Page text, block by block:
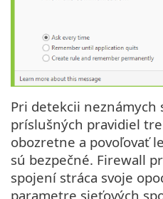
Pri detekcii neznámych
príslušných pravidiel
obozretne a povoľovať
sú bezpečné. Firewall
spojení stráca svoje
parametre sieťových